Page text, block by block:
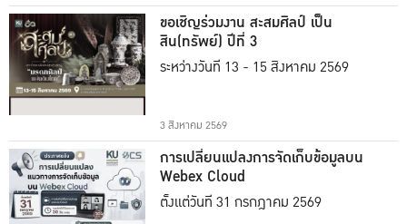
ขอเชิญร่วมงาน สะสมศิลป์ เป็น
สิน(ทรัพย์) ปีที่ 3
ระหว่างวันที่ 13 - 15 สิงหาคม 2569
3 สิงหาคม 2569
การเปลี่ยนแปลงการจัดเก็บข้อมูลบน
Webex Cloud
ตั้งแต่วันที่ 31 กรกฎาคม 2569